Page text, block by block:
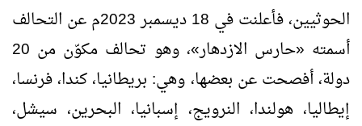
الحوثيين، فأعلنت في 18 ديسمبر 2023م عن التحالف
أسمته «حارس الازدهار»
، وهو تحالف مكوّن من 20
دولة، أفصحت عن بعضها، وهي: بريطانيا، كندا، فرنسا،
إيطاليا، هولندا، النرويج، إسبانيا، البحرين، سيشل،